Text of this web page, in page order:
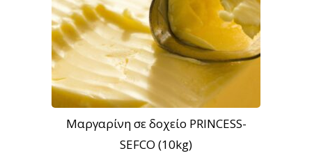
Μαργαρίνη σε δοχείο PRINCESS-
SEFCO (10kg)